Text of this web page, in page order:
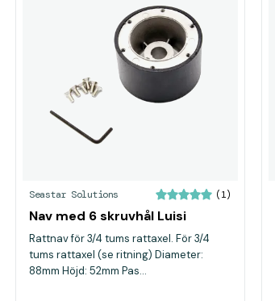
Seastar Solutions (1)
Nav med 6 skruvhål Luisi
Rattnav för 3/4 tums rattaxel. För 3/4
tums rattaxel (se ritning) Diameter:
88mm Höjd: 52mm Pas...